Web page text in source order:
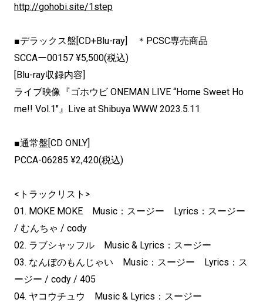
http://gohobi.site/1step
■デラックス盤[CD+Blu-ray] ＊PCSC専売商品
SCCAー00157 ¥5,500(税込)
[Blu-ray収録内容]
ライブ映像『ゴホウビ ONEMAN LIVE “Home Sweet Ho
me!! Vol.1″』Live at Shibuya WWW 2023.5.11
■通常盤[CD ONLY]
PCCA-06285 ¥2,420(税込)
<トラックリスト>
01. MOKE MOKE Music：スージー Lyrics：スージー
/ むんちゃ / cody
02. ラブシャッフル Music & Lyrics：スージー
03. なんぼのもんじゃい Music：スージー Lyrics：ス
ージー / cody / 405
04. ヤコウチュウ Music & Lyrics：スージー